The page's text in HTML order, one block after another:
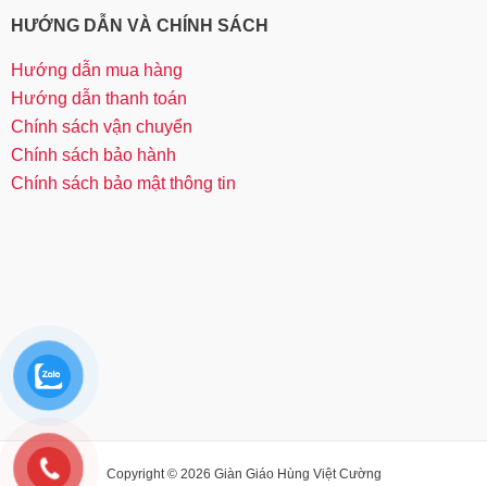
HƯỚNG DẪN VÀ CHÍNH SÁCH
Hướng dẫn mua hàng
Hướng dẫn thanh toán
Chính sách vận chuyển
Chính sách bảo hành
Chính sách bảo mật thông tin
Copyright © 2026 Giàn Giáo Hùng Việt Cường